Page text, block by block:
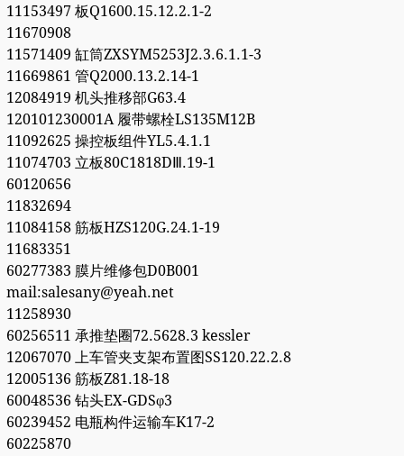
11153497 板Q1600.15.12.2.1-2
11670908
11571409 缸筒ZXSYM5253J2.3.6.1.1-3
11669861 管Q2000.13.2.14-1
12084919 机头推移部G63.4
120101230001A 履带螺栓LS135M12B
11092625 操控板组件YL5.4.1.1
11074703 立板80C1818DⅢ.19-1
60120656
11832694
11084158 筋板HZS120G.24.1-19
11683351
60277383 膜片维修包D0B001
mail:salesany@yeah.net
11258930
60256511 承推垫圈72.5628.3 kessler
12067070 上车管夹支架布置图SS120.22.2.8
12005136 筋板Z81.18-18
60048536 钻头EX-GDSφ3
60239452 电瓶构件运输车K17-2
60225870